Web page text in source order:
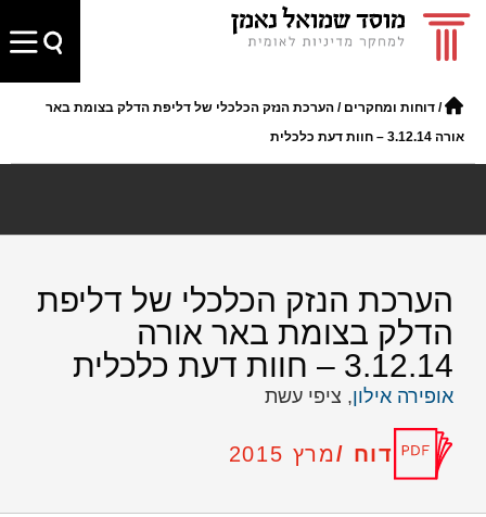
/ דוחות ומחקרים / הערכת הנזק הכלכלי של דליפת הדלק בצומת באר
אורה 3.12.14 – חוות דעת כלכלית
הערכת הנזק הכלכלי של דליפת
הדלק בצומת באר אורה
3.12.14 – חוות דעת כלכלית
אופירה אילון, ציפי עשת
דוח /מרץ 2015